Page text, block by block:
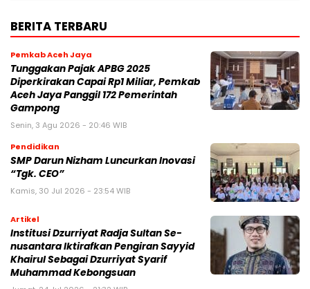
BERITA TERBARU
Pemkab Aceh Jaya
Tunggakan Pajak APBG 2025
Diperkirakan Capai Rp1 Miliar, Pemkab
Aceh Jaya Panggil 172 Pemerintah
Gampong
Senin, 3 Agu 2026 - 20:46 WIB
Pendidikan
SMP Darun Nizham Luncurkan Inovasi
“Tgk. CEO”
Kamis, 30 Jul 2026 - 23:54 WIB
Artikel
Institusi Dzurriyat Radja Sultan Se-
nusantara Iktirafkan Pengiran Sayyid
Khairul Sebagai Dzurriyat Syarif
Muhammad Kebongsuan